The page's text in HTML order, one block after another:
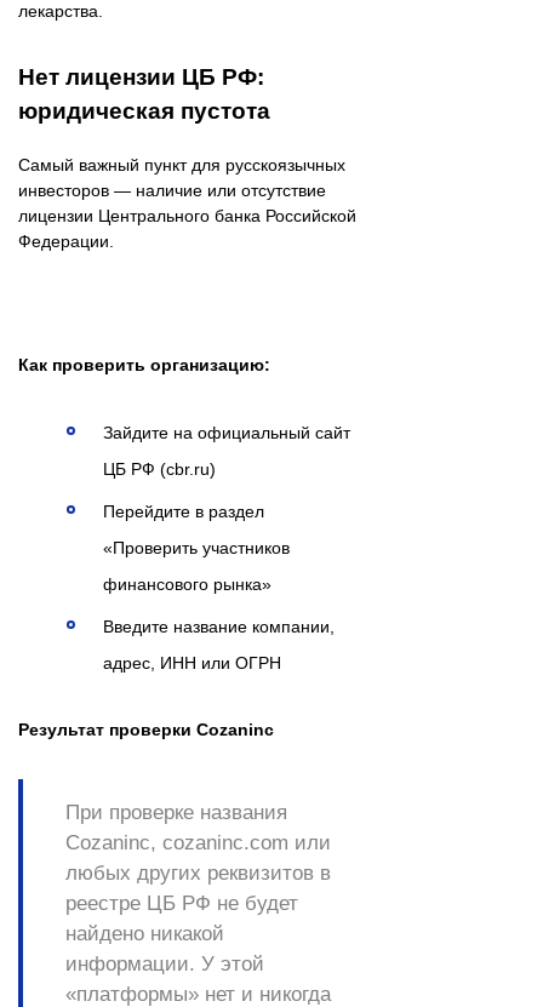
лекарства.
Нет лицензии ЦБ РФ:
юридическая пустота
Самый важный пункт для русскоязычных
инвесторов — наличие или отсутствие
лицензии Центрального банка Российской
Федерации.
Как проверить организацию:
Зайдите на официальный сайт
ЦБ РФ (cbr.ru)
Перейдите в раздел
«Проверить участников
финансового рынка»
Введите название компании,
адрес, ИНН или ОГРН
Результат проверки Cozaninc
При проверке названия
Cozaninc, cozaninc.com или
любых других реквизитов в
реестре ЦБ РФ не будет
найдено никакой
информации. У этой
«платформы» нет и никогда